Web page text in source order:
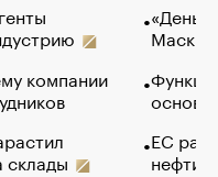
компании
склады
Маск в
основ
ЕС
нефти